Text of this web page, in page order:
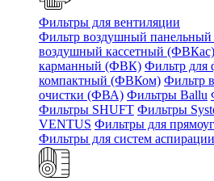
Фильтры для вентиляции
Фильтр воздушный
воздушный кассетный (ФВКас)
карманный (ФВК) Фильтр
компактный (ФВКом) Фильтр
очистки (ФВА) Фильтры Ballu
Фильтры SHUFT Фильтры
VENTUS Фильтры для
Фильтры для систем аспирации